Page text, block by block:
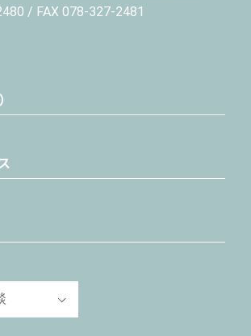
/ FAX 078-327-2481